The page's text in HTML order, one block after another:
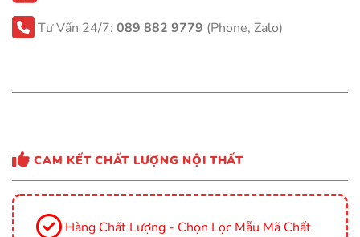
Tư Vấn 24/7: 089 882 9779 (Phone, Zalo)
CAM KẾT CHẤT LƯỢNG NỘI THẤT
Hàng Chất Lượng - Chọn Lọc Mẫu Mã Chất